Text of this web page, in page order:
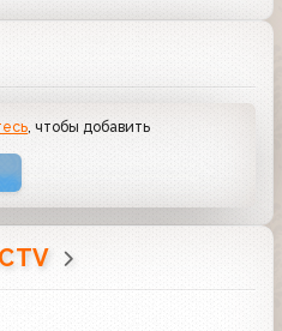
, чтобы добавить